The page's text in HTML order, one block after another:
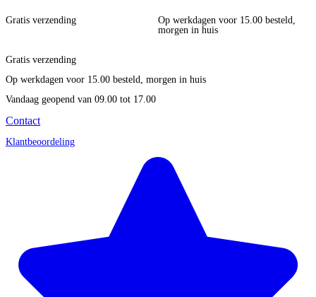
Gratis verzending
Op werkdagen voor 15.00 besteld,
morgen in huis
Gratis verzending
Op werkdagen voor 15.00 besteld, morgen in huis
Vandaag geopend van 09.00 tot 17.00
Contact
Klantbeoordeling